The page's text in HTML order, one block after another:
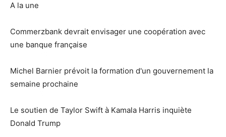
A la une
Commerzbank devrait envisager une coopération avec
une banque française
Michel Barnier prévoit la formation d'un gouvernement la
semaine prochaine
Le soutien de Taylor Swift à Kamala Harris inquiète
Donald Trump